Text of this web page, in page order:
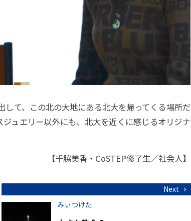
て、この北の大地にある北大を帰ってくる場所だ
ュエリー以外にも、北大を近くに感じるオリジナ
【千脇美香・CoSTEP修了生／社会人】
Next
みぃつけた